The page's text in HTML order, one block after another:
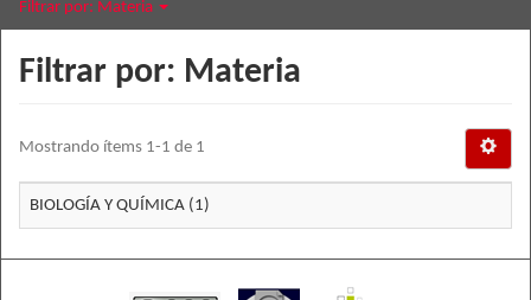
Filtrar por: Materia
Filtrar por: Materia
Mostrando ítems 1-1 de 1
BIOLOGÍA Y QUÍMICA (1)